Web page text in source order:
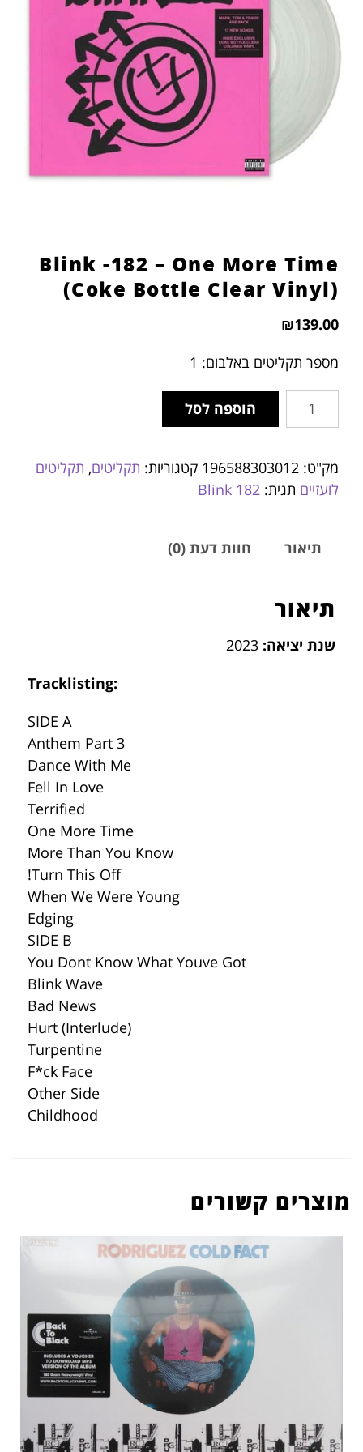
format_underlined הוסף קו תחתון לקישורים
סמן קישורים
לאפס
את
כל
האפשרויות
cached
Blink -182 – One More Time
(Coke Bottle Clear Vinyl)
₪139.00
מספר תקליטים באלבום: 1
הוספה לסל
מק"ט: 196588303012 קטגוריות: תקליטים, תקליטים
לועזיים תגית: Blink 182
תיאור חוות דעת (0)
תיאור
שנת יציאה:
Tracklisting:
SIDE A
Anthem Part 3
Dance With Me
Fell In Love
Terrified
One More Time
More Than You Know
!Turn This Off
When We Were Young
Edging
SIDE B
You Dont Know What Youve Got
Blink Wave
Bad News
Hurt (Interlude)
Turpentine
F*ck Face
Other Side
Childhood
מוצרים קשורים